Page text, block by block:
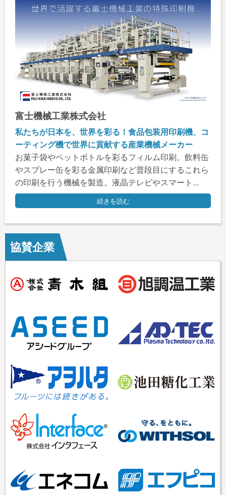
富士機械工業株式会社
私たちが日本を、世界を彩る！食品包装用印刷機、コ
ーティング機で世界に貢献する産業機械メーカー
お菓子袋やペットボトルを彩るフィルム印刷。飲料缶
やスプレー缶を彩る金属印刷など普段目にするこれら
の印刷を行う機械を製造。液晶テレビやスマート...
続きを読む
協賛企業